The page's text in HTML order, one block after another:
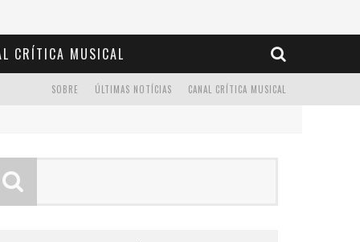
CRÍTICA MUSICAL
CANAL CRÍTICA MUSICAL
ÚLTIMAS NOTÍCIAS
SOBRE